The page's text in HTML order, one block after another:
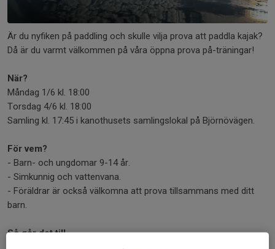
Är du nyfiken på paddling och skulle vilja prova att paddla kajak?
Då är du varmt välkommen på våra öppna prova på-träningar!
När?
Måndag 1/6 kl. 18:00
Torsdag 4/6 kl. 18:00
Samling kl. 17:45 i kanothusets samlingslokal på Björnövägen.
För vem?
- Barn- och ungdomar 9-14 år.
- Simkunnig och vattenvana.
- Föräldrar är också välkomna att prova tillsammans med ditt
barn.
Så går det till